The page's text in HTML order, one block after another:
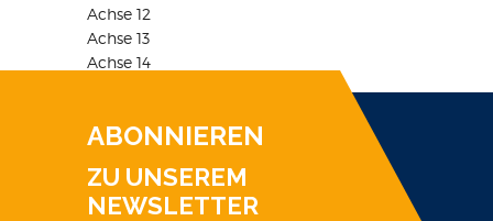
Achse 12
Achse 13
Achse 14
ABONNIEREN
ZU UNSEREM
NEWSLETTER